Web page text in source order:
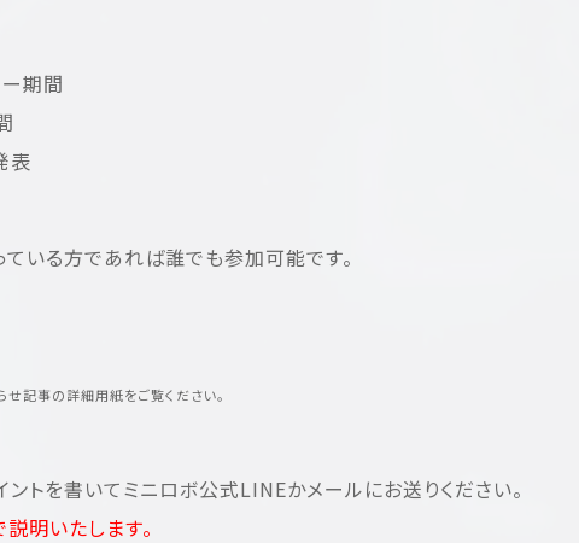
ー期間
表
いる方であれば誰でも参加可能です。
記事の詳細用紙をご覧ください。
トを書いてミニロボ公式LINEかメールにお送りください。
明いたします。